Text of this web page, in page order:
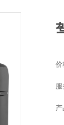
价
服
产